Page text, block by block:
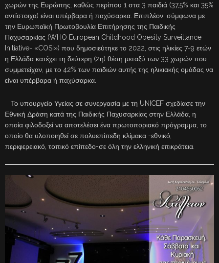
χωρών της Ευρώπης, καθώς περίπου 1 στα 3 παιδιά (37,5% και 35%
αντίστοιχα) είναι υπέρβαρα ή παχύσαρκα. Επιπλέον, σύμφωνα με
την Ευρωπαϊκή Πρωτοβουλία Επιτήρησης της Παιδικής
Παχυσαρκίας (WHO European Childhood Obesity Surveillance
Initiative- «COSI») που δημοσιεύτηκε το 2022, στις ηλικίες 7-9 ετών
η Ελλάδα κατέχει τη δεύτερη (2η) θέση μεταξύ των 33 χωρών που
συμμετείχαν, με το 42% των παιδιών αυτής της ηλικιακής ομάδας να
είναι υπέρβαρα ή παχύσαρκα.
Το υπουργείο Υγείας σε συνεργασία με τη UNICEF σχεδίασε την
Εθνική Δράση κατά της Παιδικής Παχυσαρκίας στην Ελλάδα, η
οποία φιλοδοξεί να αποτελέσει ένα πρωτοποριακό πρόγραμμα, το
οποίο θα υλοποιηθεί σε πολυεπίπεδη κλίμακα -εθνικό,
περιφερειακό, τοπικό επίπεδο-σε όλη την ελληνική επικράτεια.